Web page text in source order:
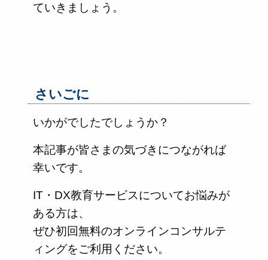
ていきましょう。
さいごに
いかがでしたでしょうか？
本記事が皆さまの気づきにつながれば
幸いです。
IT・DX教育サービスについてお悩みが
ある方は、
ぜひ初回無料のオンラインコンサルテ
ィングをご利用ください。